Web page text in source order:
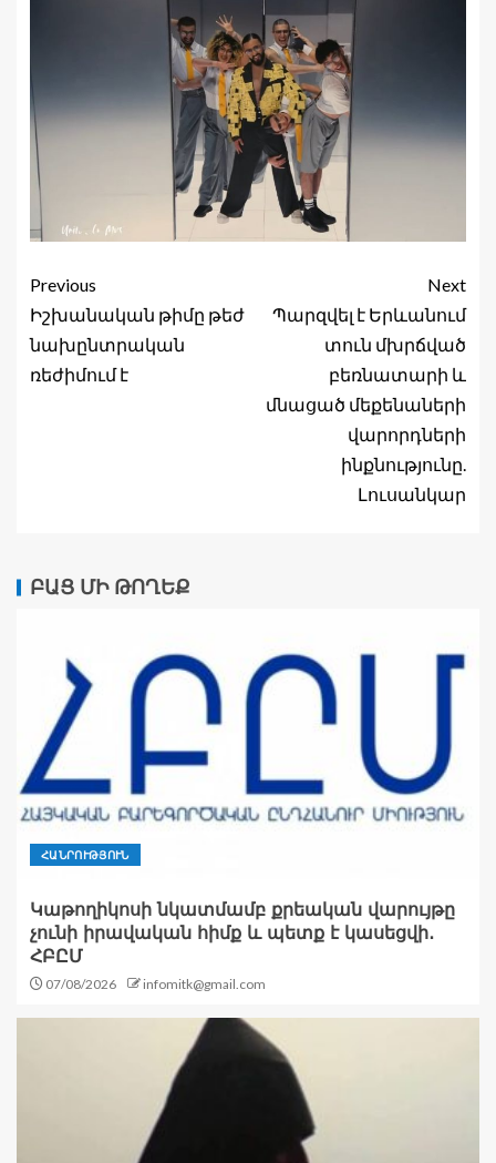
Previous
Իշխանական թիմը թեժ
նախընտրական
ռեժիմում է
Next
Պարզվել է Երևանում
տուն մխրճված
բեռնատարի և
մնացած մեքենաների
վարորդների
ինքնությունը.
Լուսանկար
ԲԱՑ ՄԻ ԹՈՂԵՔ
ՀԱՆՐՈՒԹՅՈՒՆ
Կաթողիկոսի նկատմամբ քրեական վարույթը
չունի իրավական հիմք և պետք է կասեցվի․
ՀԲԸՄ
07/08/2026 infomitk@gmail.com